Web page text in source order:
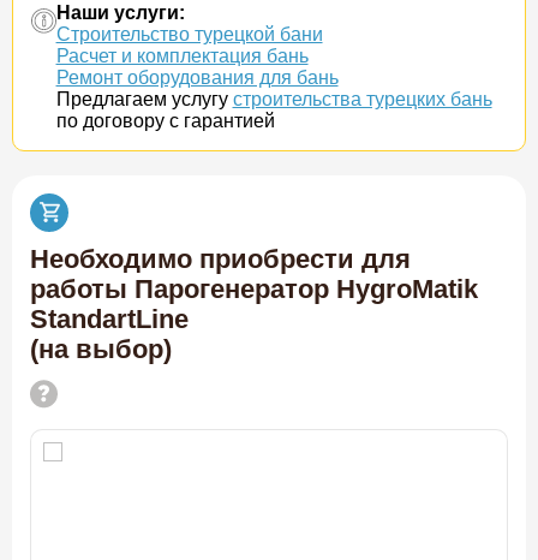
Наши услуги:
Строительство турецкой бани
Расчет и комплектация бань
Ремонт оборудования для бань
Предлагаем услугу строительства турецких бань
по договору с гарантией
Необходимо приобрести для
работы Парогенератор HygroMatik
StandartLine
(на выбор)